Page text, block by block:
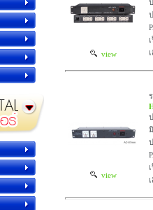
view
view